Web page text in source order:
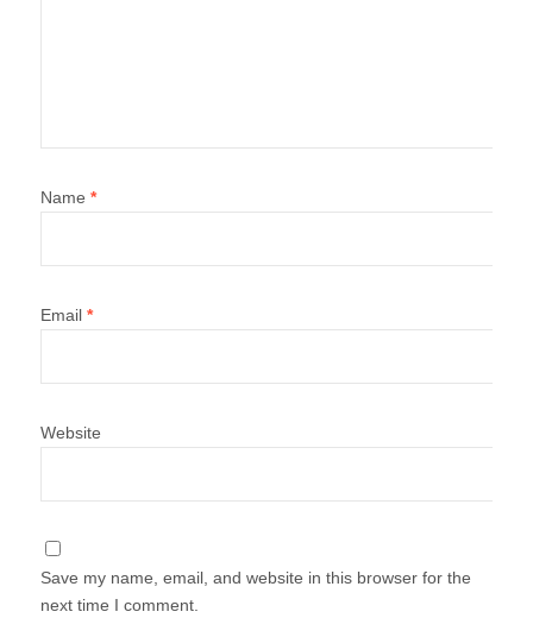
Name *
Email *
Website
Save my name, email, and website in this browser for the
next time I comment.